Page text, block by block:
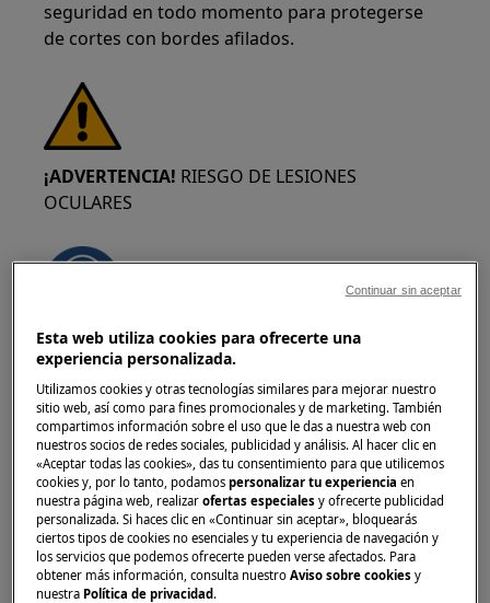
seguridad en todo momento para protegerse
de cortes con bordes afilados.
¡ADVERTENCIA! RIESGO DE LESIONES
OCULARES
Use gafas de seguridad si realiza trabajos de
muelles.
¡ADVERTENCIA!RIESGO DE ATRAPAMIENTO
Esta web utiliza cookies para ofrecerte una
experiencia personalizada.
Utilizamos cookies y otras tecnologías similares para mejorar nuestro
sitio web, así como para fines promocionales y de marketing. También
compartimos información sobre el uso que le das a nuestra web con
nuestros socios de redes sociales, publicidad y análisis. Al hacer clic en
«Aceptar todas las cookies», das tu consentimiento para que utilicemos
cookies y, por lo tanto, podamospersonalizar tu experienciaen
nuestra página web, realizarofertas especiales y ofrecerte publicidad
personalizada. Si haces clic en «Continuar sin aceptar», bloquearás
ciertos tipos de cookies no esenciales y tu experiencia de navegación y
los servicios que podemos ofrecerte pueden verse afectados. Para
obtener más información, consulta nuestroAviso sobre cookies y
nuestra Política de privacidad.
Continuar sin aceptar